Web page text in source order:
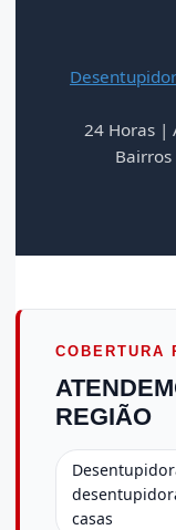
24 Horas |
COBERTURA
REGIÃO
casas